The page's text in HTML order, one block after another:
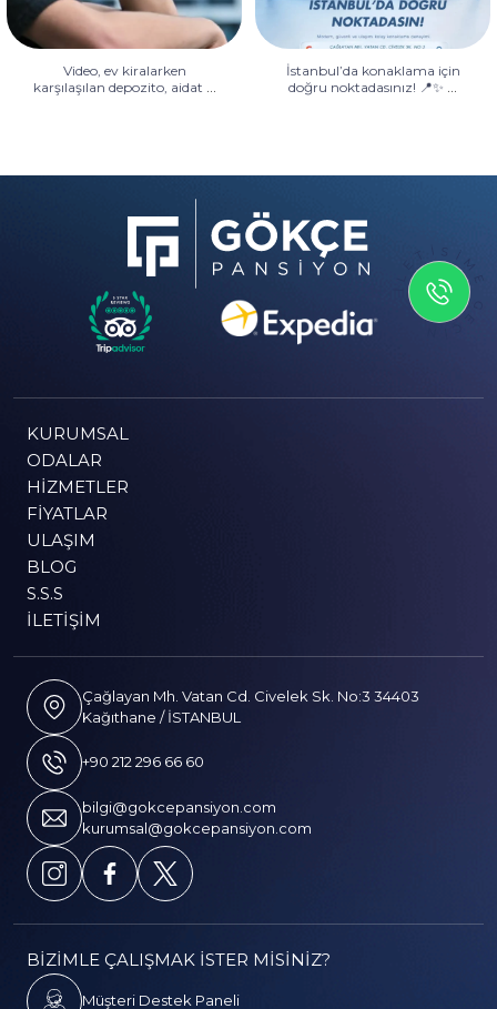
İLETİSİME GEÇİN
Video, ev kiralarken
karşılaşılan depozito, aidat
İstanbul’da konaklama için
doğru noktadasınız! 📍✨
KURUMSAL
ODALAR
HIZMETLER
FIYATLAR
ULAŞIM
BLOG
S.S.S
İLETIŞIM
Çağlayan Mh. Vatan Cd. Civelek Sk. No:3 34403
Kağıthane / İSTANBUL
+90 212 296 66 60
bilgi@gokcepansiyon.com
kurumsal@gokcepansiyon.com
Müşteri Destek Paneli
BİZİMLE ÇALIŞMAK İSTER MİSİNİZ?